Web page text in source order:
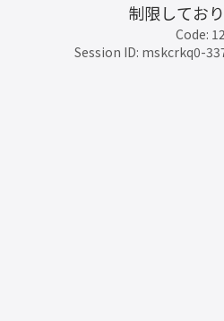
制限しており
Code: 12
Session ID: mskcrkq0-